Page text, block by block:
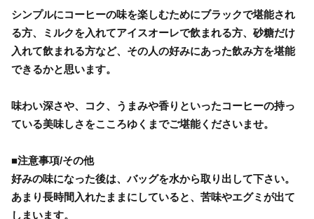
シンプルにコーヒーの味を楽しむためにブラックで堪能され
る方、ミルクを入れてアイスオーレで飲まれる方、砂糖だけ
入れて飲まれる方など、その人の好みにあった飲み方を堪能
できるかと思います。
味わい深さや、コク、うまみや香りといったコーヒーの持っ
ている美味しさをこころゆくまでご堪能くださいませ。
■注意事項/その他
好みの味になった後は、バッグを水から取り出して下さい。
あまり長時間入れたままにしていると、苦味やエグミが出て
しまいます。